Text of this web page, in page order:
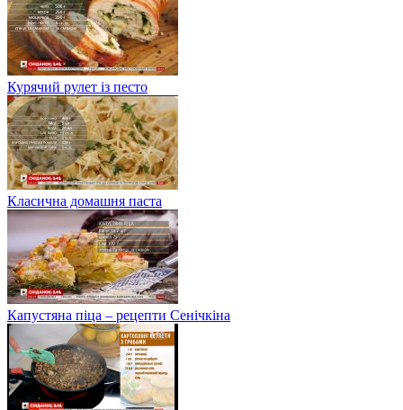
Курячий рулет із песто
Класична домашня паста
Капустяна піца – рецепти Сенічкіна